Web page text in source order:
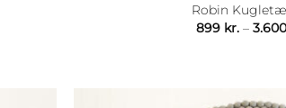
Robin
899 kr. –